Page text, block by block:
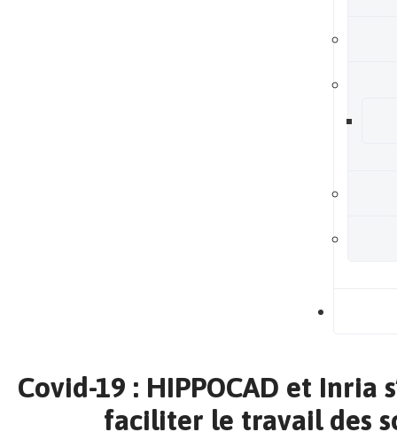
Covid-19 : HIPPOCAD et Inria
faciliter le travail des